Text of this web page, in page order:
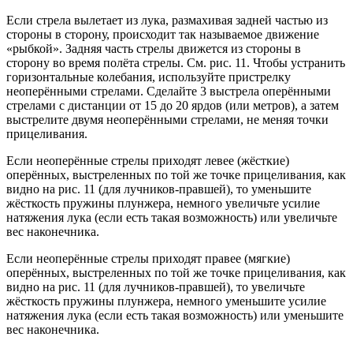
Если стрела вылетает из лука, размахивая задней частью из
стороны в сторону, происходит так называемое движение
«рыбкой». Задняя часть стрелы движется из стороны в
сторону во время полёта стрелы. См. рис. 11. Чтобы устранить
горизонтальные колебания, используйте пристрелку
неоперёнными стрелами. Сделайте 3 выстрела оперёнными
стрелами с дистанции от 15 до 20 ярдов (или метров), а затем
выстрелите двумя неоперёнными стрелами, не меняя точки
прицеливания.
Если неоперённые стрелы приходят левее (жёсткие)
оперённых, выстреленных по той же точке прицеливания, как
видно на рис. 11 (для лучников-правшей), то уменьшите
жёсткость пружины плунжера, немного увеличьте усилие
натяжения лука (если есть такая возможность) или увеличьте
вес наконечника.
Если неоперённые стрелы приходят правее (мягкие)
оперённых, выстреленных по той же точке прицеливания, как
видно на рис. 11 (для лучников-правшей), то увеличьте
жёсткость пружины плунжера, немного уменьшите усилие
натяжения лука (если есть такая возможность) или уменьшите
вес наконечника.